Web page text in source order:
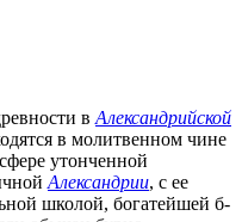
в Александрийской
в молитвенном чине
утонченной
Александрии, с ее
школой, богатейшей б-